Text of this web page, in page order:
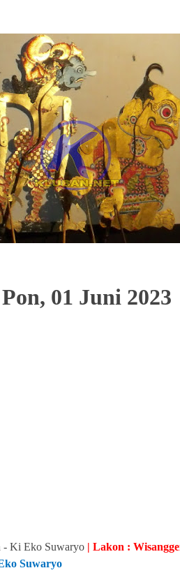
01 Juni 2023
- Ki Eko Suwaryo | Lakon :
Suwaryo